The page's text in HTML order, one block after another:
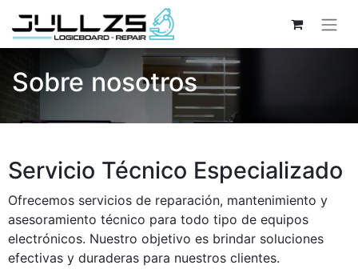
Sobre nosotros
Servicio Técnico Especializado
Ofrecemos servicios de reparación, mantenimiento y
asesoramiento técnico para todo tipo de equipos
electrónicos. Nuestro objetivo es brindar soluciones
efectivas y duraderas para nuestros clientes.